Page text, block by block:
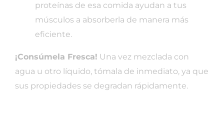
proteínas de esa comida ayudan a tus
músculos a absorberla de manera más
eficiente.
¡Consúmela Fresca! Una vez mezclada con
agua u otro líquido, tómala de inmediato, ya que
sus propiedades se degradan rápidamente.